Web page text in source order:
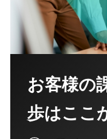
お客様の
歩はここ